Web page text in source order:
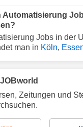
Automatisierung
Jobs in der
man in Köln,
Zeitungen und